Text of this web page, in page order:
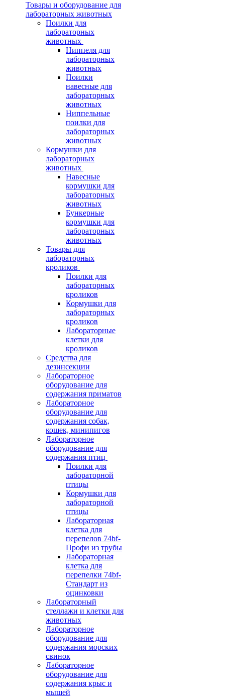
Товары и оборудование для
лабораторных животных
Поилки для
лабораторных
животных
Ниппеля для
лабораторных
животных
Поилки
навесные для
лабораторных
животных
Ниппельные
поилки для
лабораторных
животных
Кормушки для
лабораторных
животных
Навесные
кормушки для
лабораторных
животных
Бункерные
кормушки для
лабораторных
животных
Товары для
лабораторных
кроликов
Поилки для
лабораторных
кроликов
Кормушки для
лабораторных
кроликов
Лабораторные
клетки для
кроликов
Средства для
дезинсекции
Лабораторное
оборудование для
содержания приматов
Лабораторное
оборудование для
содержания собак,
кошек, минипигов
Лабораторное
оборудование для
содержания птиц
Поилки для
лабораторной
птицы
Кормушки для
лабораторной
птицы
Лабораторная
клетка для
перепелов 74bf-
Профи из трубы
Лабораторная
клетка для
перепелки 74bf-
Стандарт из
оцинковки
Лабораторный
стеллажи и клетки для
животных
Лабораторное
оборудование для
содержания морских
свинок
Лабораторное
оборудование для
содержания крыс и
мышей